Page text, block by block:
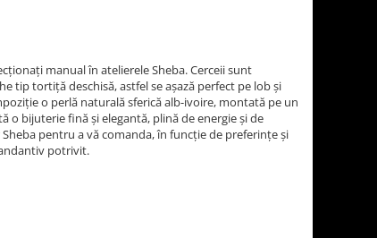
manual în atelierele Sheba. Cerceii sunt
tip tortiță deschisă, astfel se așază perfect pe lob și
o perlă naturală sferică alb-ivoire, montată pe un
o bijuterie fină și elegantă, plină de energie și de
pentru a vă comanda, în funcție de preferințe și
potrivit.